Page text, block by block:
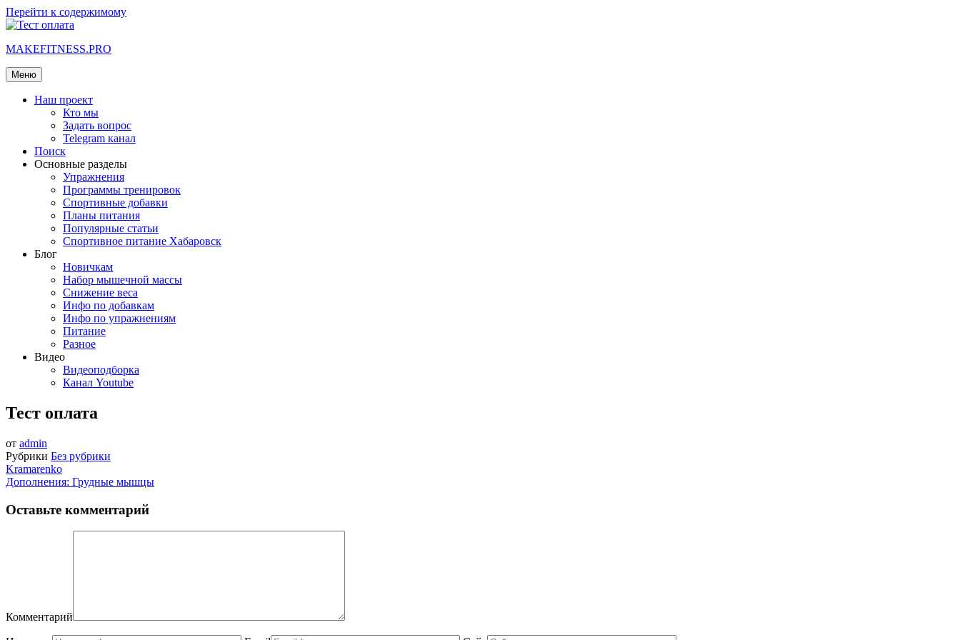
Перейти к содержимому
MAKEFITNESS.PRO
Меню
Наш проект
Кто мы
Задать вопрос
Telegram канал
Поиск
Основные разделы
Упражнения
Программы тренировок
Спортивные добавки
Планы питания
Популярные статьи
Спортивное питание Хабаровск
Блог
Новичкам
Набор мышечной массы
Снижение веса
Инфо по добавкам
Инфо по упражнениям
Питание
Разное
Видео
Видеоподборка
Канал Youtube
Тест оплата
от admin
Рубрики Без рубрики
Kramarenko
Дополнения: Грудные мышцы
Оставьте комментарий
Комментарий